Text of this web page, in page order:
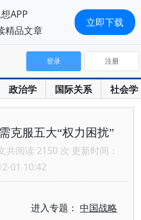
政治学 国际关系 社会学
登录 注册
克服五大“权力困扰”
共阅读 2150 次 更新时间：
01 10:42
进入专题：中国战略
APP
精品文章
立即下载